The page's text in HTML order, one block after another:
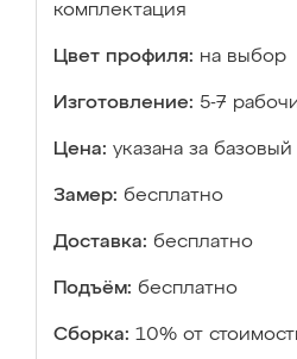
комплектация
Цвет профиля: на выбор
Изготовление: 5-7
Цена: указана за
Замер: бесплатно
Доставка: бесплатно
Подъём: бесплатно
Сборка: 10% от